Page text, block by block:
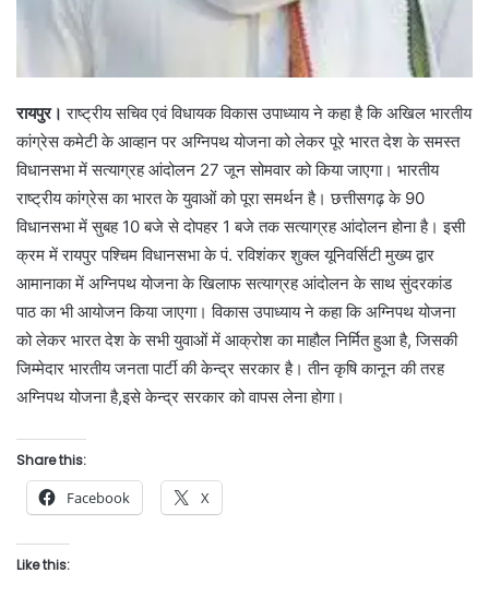
रायपुर।राष्ट्रीय सचिव एवं विधायक विकास उपाध्याय ने कहा है कि अखिल भारतीय
कांग्रेस कमेटी के आव्हान पर अग्निपथ योजना को लेकर पूरे भारत देश के समस्त
विधानसभा में सत्याग्रह आंदोलन 27 जून सोमवार को किया जाएगा। भारतीय
राष्ट्रीय कांग्रेस का भारत के युवाओं को पूरा समर्थन है। छत्तीसगढ़ के 90
विधानसभा में सुबह 10 बजे से दोपहर 1 बजे तक सत्याग्रह आंदोलन होना है। इसी
क्रम में रायपुर पश्चिम विधानसभा के पं. रविशंकर शुक्ल यूनिवर्सिटी मुख्य द्वार
आमानाका में अग्निपथ योजना के खिलाफ सत्याग्रह आंदोलन के साथ सुंदरकांड
पाठ का भी आयोजन किया जाएगा। विकास उपाध्याय ने कहा कि अग्निपथ योजना
को लेकर भारत देश के सभी युवाओं में आक्रोश का माहौल निर्मित हुआ है, जिसकी
जिम्मेदार भारतीय जनता पार्टी की केन्द्र सरकार है। तीन कृषि कानून की तरह
अग्निपथ योजना है,इसे केन्द्र सरकार को वापस लेना होगा।
Share this:
Facebook X
Like this: